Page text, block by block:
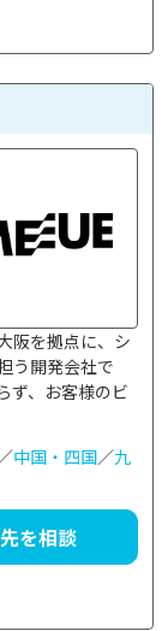
阪を拠点に、シ
う開発会社で
ず、お客様のビ
中国・四国／九
を相談